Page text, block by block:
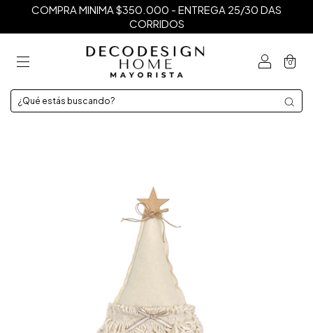
COMPRA MINIMA $350.000 - ENTREGA 25/30 DAS
CORRIDOS
0